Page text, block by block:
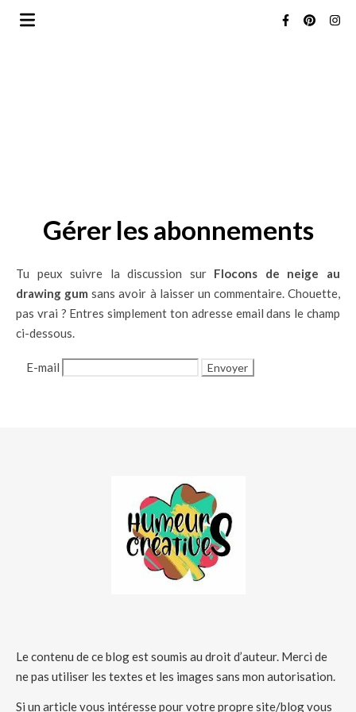
Gérer les abonnements
Tu peux suivre la discussion sur Flocons de neige au
drawing gum sans avoir à laisser un commentaire. Chouette,
pas vrai ? Entres simplement ton adresse email dans le champ
ci-dessous.
E-mail
Le contenu de ce blog est soumis au droit d’auteur. Merci de
ne pas utiliser les textes et les images sans mon autorisation.
Si un article vous intéresse pour votre propre site/blog vous